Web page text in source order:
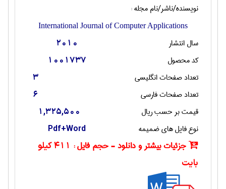
نویسنده/ناشر/نام مجله :
International Journal of Computer Applications
سال انتشار 2010
کد محصول 1001737
تعداد صفحات انگليسی 3
تعداد صفحات فارسی 6
قیمت بر حسب ریال 1,325,500
نوع فایل های ضمیمه Pdf+Word
جزئیات بیشتر و دانلود - حجم فایل :
411 کیلو
بایت